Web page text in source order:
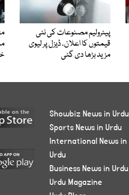
پیٹرولیم مصنوعات کی نئی
قیمتوں کا اعلان، ڈیزل پر لیوی
مزید بڑھا دی گئی
Showbiz News in Urdu
Sports News in Urdu
International News in
Urdu
Business News in Urdu
Urdu Magazine